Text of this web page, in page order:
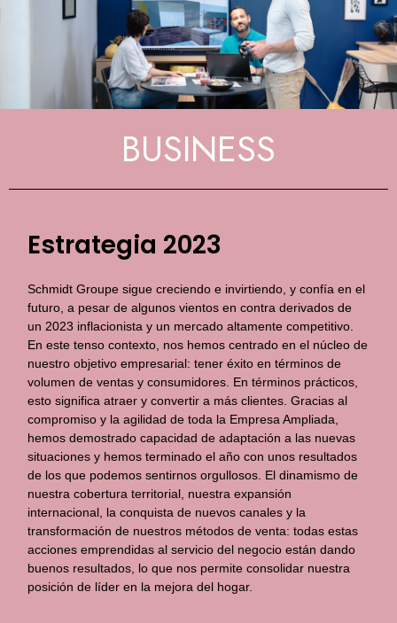
BUSINESS
Estrategia 2023
Schmidt Groupe sigue creciendo e invirtiendo, y confía en el
futuro, a pesar de algunos vientos en contra derivados de
un 2023 inflacionista y un mercado altamente competitivo.
En este tenso contexto, nos hemos centrado en el núcleo de
nuestro objetivo empresarial: tener éxito en términos de
volumen de ventas y consumidores. En términos prácticos,
esto significa atraer y convertir a más clientes. Gracias al
compromiso y la agilidad de toda la Empresa Ampliada,
hemos demostrado capacidad de adaptación a las nuevas
situaciones y hemos terminado el año con unos resultados
de los que podemos sentirnos orgullosos. El dinamismo de
nuestra cobertura territorial, nuestra expansión
internacional, la conquista de nuevos canales y la
transformación de nuestros métodos de venta: todas estas
acciones emprendidas al servicio del negocio están dando
buenos resultados, lo que nos permite consolidar nuestra
posición de líder en la mejora del hogar.